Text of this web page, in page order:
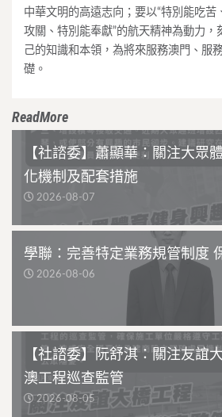
中華文明的高遠志向；要以“特別能吃苦
攻關、特別能奉獻”的航天精神為動力，
己的知識和本領，為將來服務澳門、服
礎。
ReadMore
【社諮委】蕭顯華：關注大眾
化機制及配套措施
2026-08-07
學聯：完善特定業務規管制度
2026-08-06
【社諮委】阮舒淇：關注友誼
澳工程巡查監管
2026-08-05